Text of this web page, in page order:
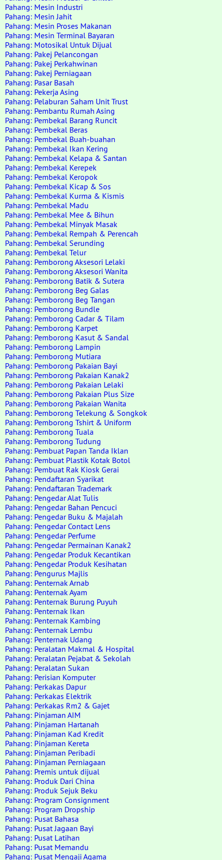
Pahang: Mesin Industri
Pahang: Mesin Jahit
Pahang: Mesin Proses Makanan
Pahang: Mesin Terminal Bayaran
Pahang: Motosikal Untuk Dijual
Pahang: Pakej Pelancongan
Pahang: Pakej Perkahwinan
Pahang: Pakej Perniagaan
Pahang: Pasar Basah
Pahang: Pekerja Asing
Pahang: Pelaburan Saham Unit Trust
Pahang: Pembantu Rumah Asing
Pahang: Pembekal Barang Runcit
Pahang: Pembekal Beras
Pahang: Pembekal Buah-buahan
Pahang: Pembekal Ikan Kering
Pahang: Pembekal Kelapa & Santan
Pahang: Pembekal Kerepek
Pahang: Pembekal Keropok
Pahang: Pembekal Kicap & Sos
Pahang: Pembekal Kurma & Kismis
Pahang: Pembekal Madu
Pahang: Pembekal Mee & Bihun
Pahang: Pembekal Minyak Masak
Pahang: Pembekal Rempah & Perencah
Pahang: Pembekal Serunding
Pahang: Pembekal Telur
Pahang: Pemborong Aksesori Lelaki
Pahang: Pemborong Aksesori Wanita
Pahang: Pemborong Batik & Sutera
Pahang: Pemborong Beg Galas
Pahang: Pemborong Beg Tangan
Pahang: Pemborong Bundle
Pahang: Pemborong Cadar & Tilam
Pahang: Pemborong Karpet
Pahang: Pemborong Kasut & Sandal
Pahang: Pemborong Lampin
Pahang: Pemborong Mutiara
Pahang: Pemborong Pakaian Bayi
Pahang: Pemborong Pakaian Kanak2
Pahang: Pemborong Pakaian Lelaki
Pahang: Pemborong Pakaian Plus Size
Pahang: Pemborong Pakaian Wanita
Pahang: Pemborong Telekung & Songkok
Pahang: Pemborong Tshirt & Uniform
Pahang: Pemborong Tuala
Pahang: Pemborong Tudung
Pahang: Pembuat Papan Tanda Iklan
Pahang: Pembuat Plastik Kotak Botol
Pahang: Pembuat Rak Kiosk Gerai
Pahang: Pendaftaran Syarikat
Pahang: Pendaftaran Trademark
Pahang: Pengedar Alat Tulis
Pahang: Pengedar Bahan Pencuci
Pahang: Pengedar Buku & Majalah
Pahang: Pengedar Contact Lens
Pahang: Pengedar Perfume
Pahang: Pengedar Permainan Kanak2
Pahang: Pengedar Produk Kecantikan
Pahang: Pengedar Produk Kesihatan
Pahang: Pengurus Majlis
Pahang: Penternak Arnab
Pahang: Penternak Ayam
Pahang: Penternak Burung Puyuh
Pahang: Penternak Ikan
Pahang: Penternak Kambing
Pahang: Penternak Lembu
Pahang: Penternak Udang
Pahang: Peralatan Makmal & Hospital
Pahang: Peralatan Pejabat & Sekolah
Pahang: Peralatan Sukan
Pahang: Perisian Komputer
Pahang: Perkakas Dapur
Pahang: Perkakas Elektrik
Pahang: Perkakas Rm2 & Gajet
Pahang: Pinjaman AIM
Pahang: Pinjaman Hartanah
Pahang: Pinjaman Kad Kredit
Pahang: Pinjaman Kereta
Pahang: Pinjaman Peribadi
Pahang: Pinjaman Perniagaan
Pahang: Premis untuk dijual
Pahang: Produk Dari China
Pahang: Produk Sejuk Beku
Pahang: Program Consignment
Pahang: Program Dropship
Pahang: Pusat Bahasa
Pahang: Pusat Jagaan Bayi
Pahang: Pusat Latihan
Pahang: Pusat Memandu
Pahang: Pusat Mengaji Agama